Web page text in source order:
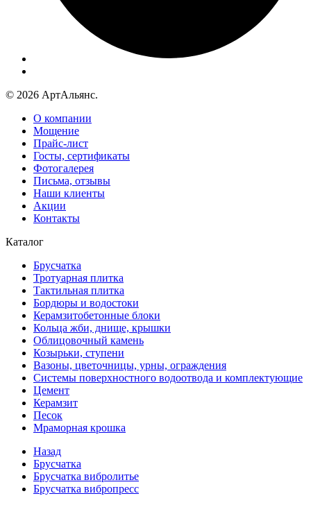
© 2026 АртАльянс.
О компании
Мощение
Прайс-лист
Госты, сертификаты
Фотогалерея
Письма, отзывы
Наши клиенты
Акции
Контакты
Каталог
Брусчатка
Тротуарная плитка
Тактильная плитка
Бордюры и водостоки
Керамзитобетонные блоки
Кольца жби, днище, крышки
Облицовочный камень
Козырьки, ступени
Вазоны, цветочницы, урны, ограждения
Системы поверхностного водоотвода и комплектующие
Цемент
Керамзит
Песок
Мраморная крошка
Назад
Брусчатка
Брусчатка вибролитье
Брусчатка вибропресс